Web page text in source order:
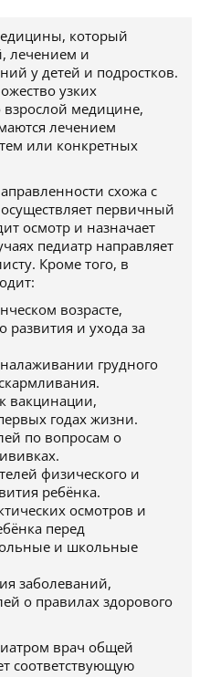
который
лечением и
у детей и подростков.
узких
взрослой медицине,
лечением
или конкретных
схожа с
первичный
осмотр и назначает
педиатр направляет
Кроме того, в
возрасте,
развития и ухода за
грудного
вакцинации,
годах жизни.
по вопросам о
физического и
ребёнка.
осмотров и
перед
и школьные
заболеваний,
о правилах здорового
врач общей
соответствующую